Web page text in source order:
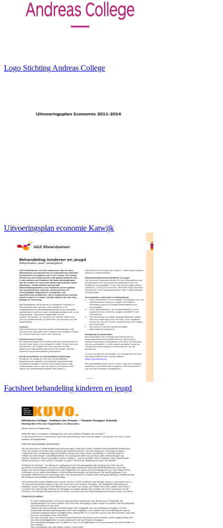
Logo Stichting Andreas College
Uitvoeringsplan economie Katwijk
Factsheet behandeling kinderen en jeugd